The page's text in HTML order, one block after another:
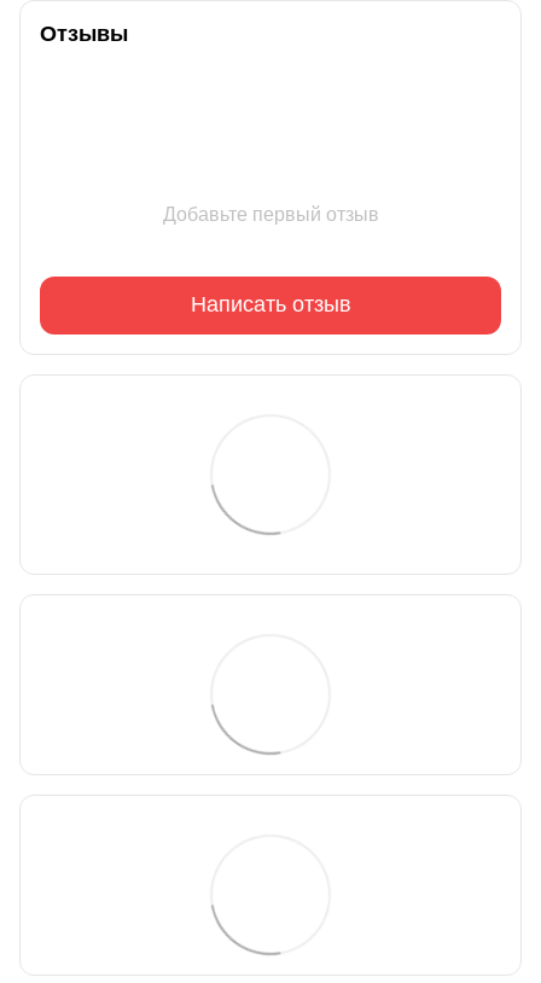
Отзывы
Добавьте первый отзыв
Написать отзыв